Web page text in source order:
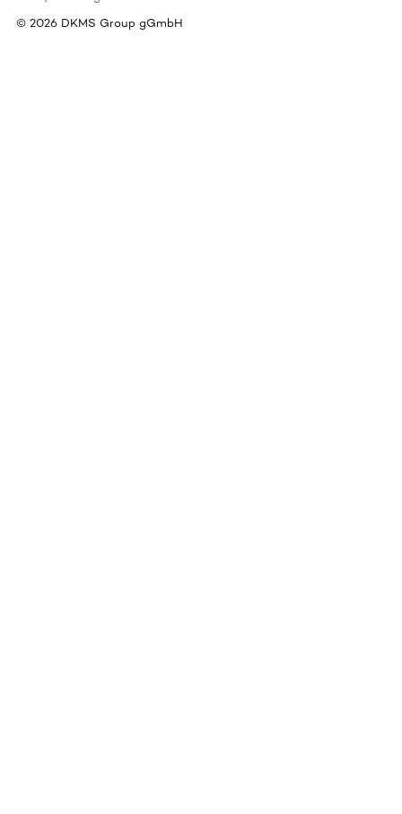
© 2026 DKMS Group gGmbH